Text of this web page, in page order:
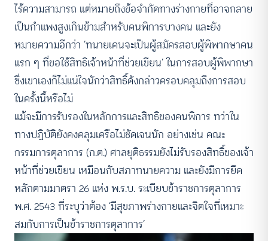
ไร้ความสามารถ แต่หมายถึงข้อจำกัดทางร่างกายที่อาจกลาย
เป็นกำแพงสูงเกินข้ามสำหรับคนพิการบางคน และยัง
หมายความอีกว่า ‘ทนายเคนจะเป็นผู้สมัครสอบผู้พิพากษาคน
แรก ๆ ที่ขอใช้สิทธิเจ้าหน้าที่ช่วยเขียน’ ในการสอบผู้พิพากษา
ซึ่งเขาเองก็ไม่แน่ใจนักว่าสิทธิ์ดังกล่าวครอบคลุมถึงการสอบ
ในครั้งนี้หรือไม่
แม้จะมีการรับรองในหลักการและสิทธิของคนพิการ ทว่าใน
ทางปฏิบัติยังคงคลุมเครือไม่ชัดเจนนัก อย่างเช่น คณะ
กรรมการตุลาการ (ก.ต.) ศาลยุติธรรมยังไม่รับรองสิทธิ์ของเจ้า
หน้าที่ช่วยเขียน เหมือนกับสภาทนายความ และยังมีการยึด
หลักตามมาตรา 26 แห่ง พ.ร.บ. ระเบียบข้าราชการตุลาการ
พ.ศ. 2543 ที่ระบุว่าต้อง ‘มีสุขภาพร่างกายและจิตใจที่เหมาะ
สมกับการเป็นข้าราชการตุลาการ’